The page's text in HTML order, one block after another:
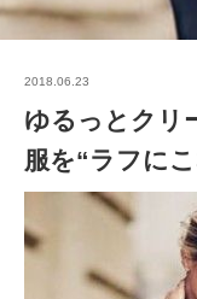
2018.06.23
ゆるっとクリ
服を“ラフに